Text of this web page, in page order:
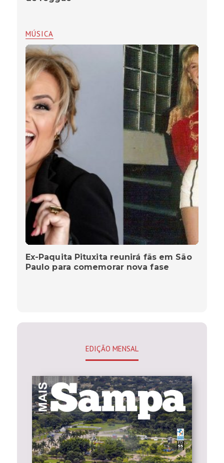
MÚSICA
Ex-Paquita Pituxita reunirá fãs em São
Paulo para comemorar nova fase
EDIÇÃO MENSAL